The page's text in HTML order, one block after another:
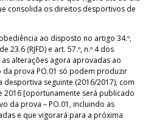
consolida os direitos desportivos de
ao disposto no artigo 34.º,
23.6 (RJFD) e art. 57.º, n.º 4 dos
alterações agora aprovadas ao
prova PO.01 só podem produzir
seguinte (2016/2017), com
2016 [oportunamente será publicado
da prova – PO.01, incluindo as
e que vigorará para a próxima